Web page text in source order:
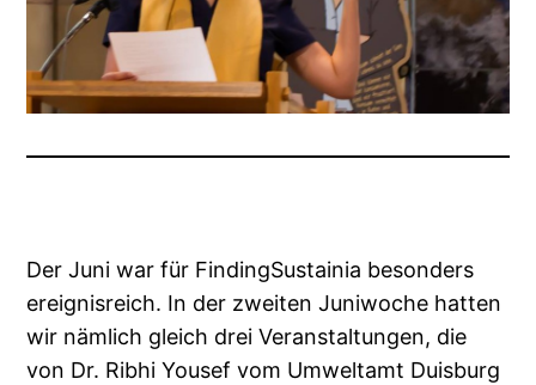
Der Juni war für FindingSustainia besonders
ereignisreich. In der zweiten Juniwoche hatten
wir nämlich gleich drei Veranstaltungen, die
von Dr. Ribhi Yousef vom Umweltamt Duisburg